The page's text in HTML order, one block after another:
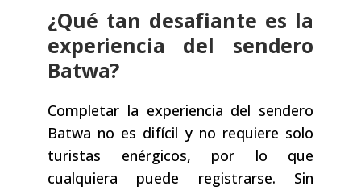
¿Qué tan desafiante es la
experiencia del sendero
Batwa?
Completar la experiencia del sendero
Batwa no es difícil y no requiere solo
turistas enérgicos, por lo que
cualquiera puede registrarse. Sin